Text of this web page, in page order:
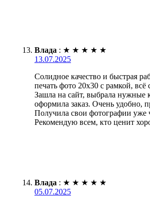
Влада : ★ ★ ★ ★ ★
13.07.2025
Солидное качество и быстрая
печать фото 20х30 с рамкой, всё
Зашла на сайт, выбрала нужные
оформила заказ. Очень удобно,
Получила свои фотографии уже
Рекомендую всем, кто ценит
Влада : ★ ★ ★ ★ ★
05.07.2025